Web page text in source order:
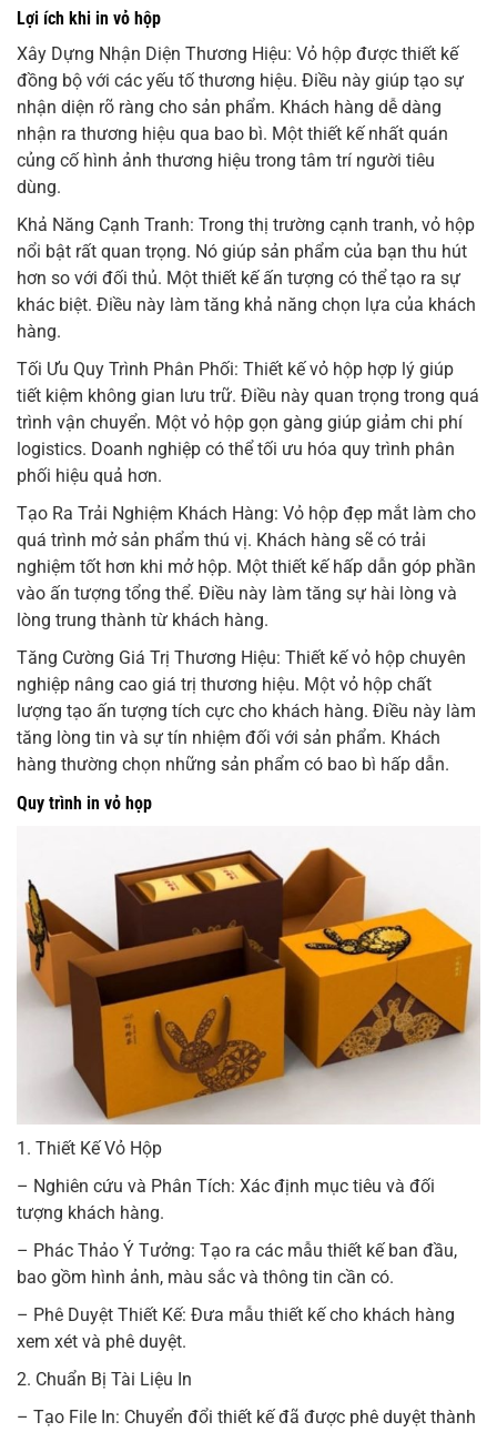
Lợi ích khi in vỏ hộp
Xây Dựng Nhận Diện Thương Hiệu: Vỏ hộp được thiết kế
đồng bộ với các yếu tố thương hiệu. Điều này giúp tạo sự
nhận diện rõ ràng cho sản phẩm. Khách hàng dễ dàng
nhận ra thương hiệu qua bao bì. Một thiết kế nhất quán
củng cố hình ảnh thương hiệu trong tâm trí người tiêu
dùng.
Khả Năng Cạnh Tranh: Trong thị trường cạnh tranh, vỏ hộp
nổi bật rất quan trọng. Nó giúp sản phẩm của bạn thu hút
hơn so với đối thủ. Một thiết kế ấn tượng có thể tạo ra sự
khác biệt. Điều này làm tăng khả năng chọn lựa của khách
hàng.
Tối Ưu Quy Trình Phân Phối: Thiết kế vỏ hộp hợp lý giúp
tiết kiệm không gian lưu trữ. Điều này quan trọng trong quá
trình vận chuyển. Một vỏ hộp gọn gàng giúp giảm chi phí
logistics. Doanh nghiệp có thể tối ưu hóa quy trình phân
phối hiệu quả hơn.
Tạo Ra Trải Nghiệm Khách Hàng: Vỏ hộp đẹp mắt làm cho
quá trình mở sản phẩm thú vị. Khách hàng sẽ có trải
nghiệm tốt hơn khi mở hộp. Một thiết kế hấp dẫn góp phần
vào ấn tượng tổng thể. Điều này làm tăng sự hài lòng và
lòng trung thành từ khách hàng.
Tăng Cường Giá Trị Thương Hiệu: Thiết kế vỏ hộp chuyên
nghiệp nâng cao giá trị thương hiệu. Một vỏ hộp chất
lượng tạo ấn tượng tích cực cho khách hàng. Điều này làm
tăng lòng tin và sự tín nhiệm đối với sản phẩm. Khách
hàng thường chọn những sản phẩm có bao bì hấp dẫn.
Quy trình in vỏ họp
1. Thiết Kế Vỏ Hộp
– Nghiên cứu và Phân Tích: Xác định mục tiêu và đối
tượng khách hàng.
– Phác Thảo Ý Tưởng: Tạo ra các mẫu thiết kế ban đầu,
bao gồm hình ảnh, màu sắc và thông tin cần có.
– Phê Duyệt Thiết Kế: Đưa mẫu thiết kế cho khách hàng
xem xét và phê duyệt.
2. Chuẩn Bị Tài Liệu In
– Tạo File In: Chuyển đổi thiết kế đã được phê duyệt thành